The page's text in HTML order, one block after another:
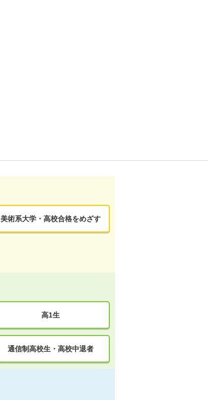
美術系大学・高校合格をめざす
高1生
通信制高校生・高校中退者